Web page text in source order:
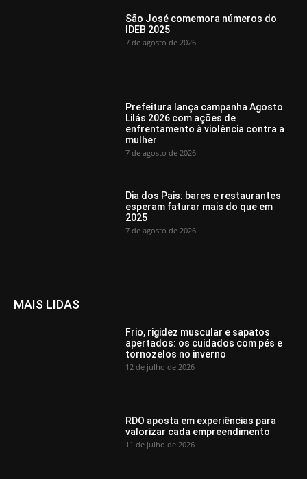
São José comemora números do
IDEB 2025
7 de agosto de 2026
Prefeitura lança campanha Agosto
Lilás 2026 com ações de
enfrentamento à violência contra a
mulher
7 de agosto de 2026
Dia dos Pais: bares e restaurantes
esperam faturar mais do que em
2025
7 de agosto de 2026
MAIS LIDAS
Frio, rigidez muscular e sapatos
apertados: os cuidados com pés e
tornozelos no inverno
12 de julho de 2026
RDO aposta em experiências para
valorizar cada empreendimento
11 de julho de 2026